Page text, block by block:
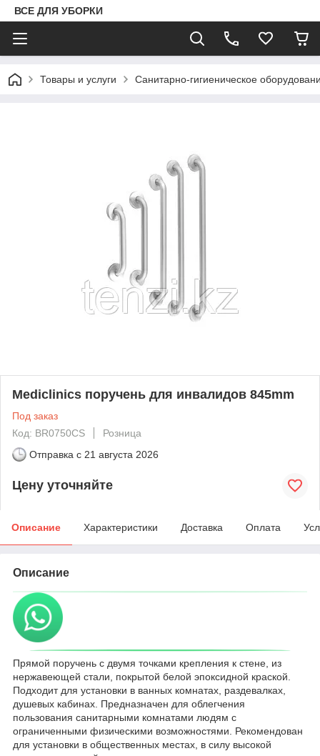
ВСЕ ДЛЯ УБОРКИ
Товары и услуги Санитарно-гигиеническое
Mediclinics поручень для инвалидов 845mm
Под заказ
Код: BR0750CS
Розница
Отправка с 21 августа 2026
Цену уточняйте
Описание Характеристики Доставка Оплата
Описание
Прямой поручень с двумя точками крепления к стене, из
нержавеющей стали, покрытой белой эпоксидной краской.
Подходит для установки в ванных комнатах, раздевалках,
душевых кабинах. Предназначен для облегчения
пользования санитарными комнатами людям с
ограниченными физическими возможностями. Рекомендован
для установки в общественных местах, в силу высокой